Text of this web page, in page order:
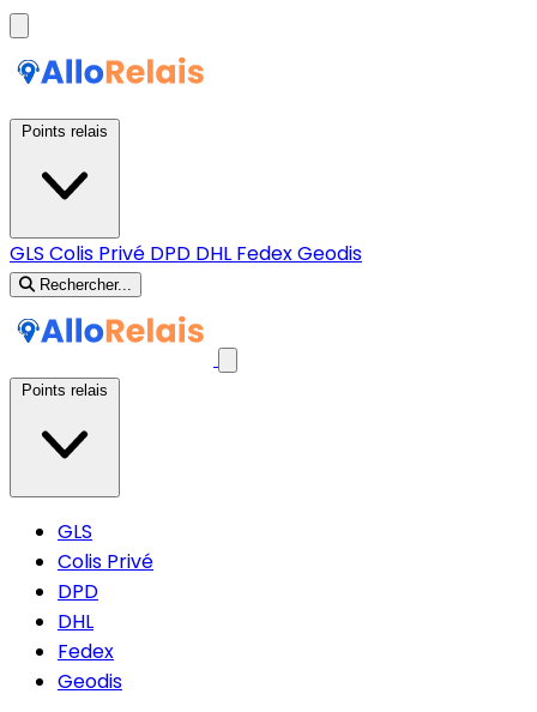
GLS Colis Privé DPD DHL FedexGeodis
Rechercher...
GLS
Colis Privé
DPD
DHL
Fedex
Geodis